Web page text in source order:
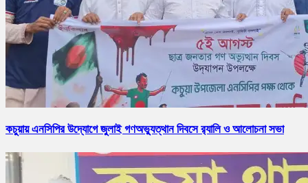
কচুয়ায় এনসিপির উদ্যোগে জুলাই গণঅভ্যুত্থান দিবসে র‌্যালি ও আলোচনা সভা